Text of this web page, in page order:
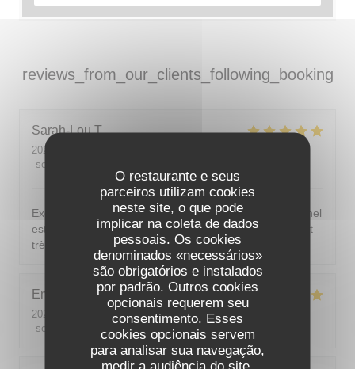
O restaurante e seus
parceiros utilizam cookies
neste site, o que pode
implicar na coleta de dados
pessoais. Os cookies
denominados «necessários»
são obrigatórios e instalados
por padrão. Outros cookies
opcionais requerem seu
consentimento. Esses
cookies opcionais servem
para analisar sua navegação,
medir a audiência do site,
reviews_from_our_clients_following_booking
Sarah-Lou T
2026-08-03
service
Excellent ! Tout est délicieux, bien présentés, le personnel
est vraiment au top : accueillant, souriant, attentionné et
très professionnel. Je recommande sans hésiter !
Emilie
2026-08-05
- 20:30 - guests 2
service
ambience menu :